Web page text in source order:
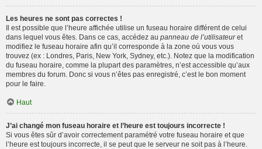
Les heures ne sont pas correctes !
Il est possible que l’heure affichée utilise un fuseau horaire différent de celui
dans lequel vous êtes. Dans ce cas, accédez au panneau de l’utilisateuret
modifiez le fuseau horaire afin qu’il corresponde à la zone où vous vous
trouvez (ex : Londres, Paris, New York, Sydney, etc.). Notez que la modification
du fuseau horaire, comme la plupart des paramètres, n’est accessible qu’aux
membres du forum. Donc si vous n’êtes pas enregistré, c’est le bon moment
pour le faire.
Haut
J’ai changé mon fuseau horaire et l’heure est toujours incorrecte !
Si vous êtes sûr d’avoir correctement paramétré votre fuseau horaire et que
l’heure est toujours incorrecte, il se peut que le serveur ne soit pas à l’heure.